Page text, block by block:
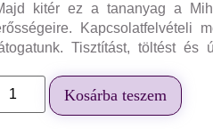
kitér ez a tananyag a
Kapcsolatfelvételi
Tisztítást, töltést és
Kosárba teszem